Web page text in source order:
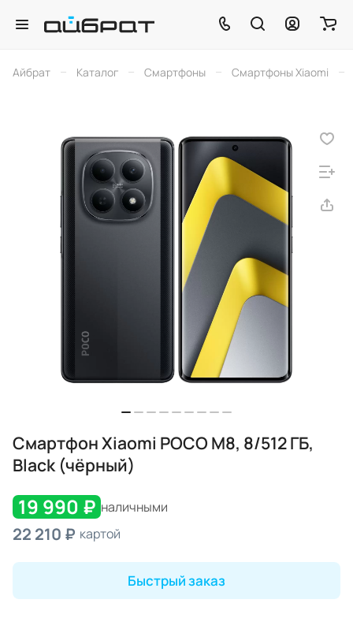
Айбрат – Каталог – Смартфоны – Смартфоны Xiaomi –
Смартфон Xiaomi POCO M8, 8/512 ГБ,
Black (чёрный)
19 990 ₽ наличными
22 210 ₽ картой
Быстрый заказ